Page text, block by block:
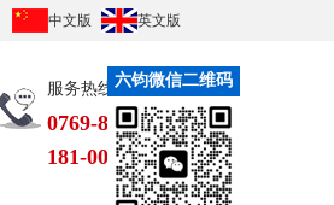
中文版 英文版
服务热线：
0769-86633010
181-0023-3994
六钧微信二维码